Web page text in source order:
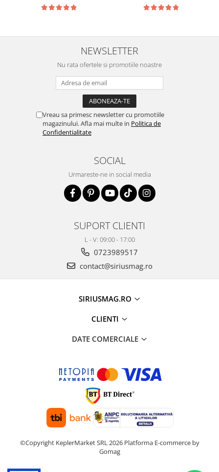
NEWSLETTER
Nu rata ofertele si promotiile noastre
Vreau sa primesc newsletter cu promotiile
magazinului. Afla mai multe in Politica de
Confidentialitate
SOCIAL
Urmareste-ne in social media
SUPORT CLIENTI
L - V: 09:00 - 17:00
0723989517
contact@siriusmag.ro
SIRIUSMAG.RO
CLIENTI
DATE COMERCIALE
©Copyright KeplerMarket SRL 2026 Platforma E-commerce by
Gomag